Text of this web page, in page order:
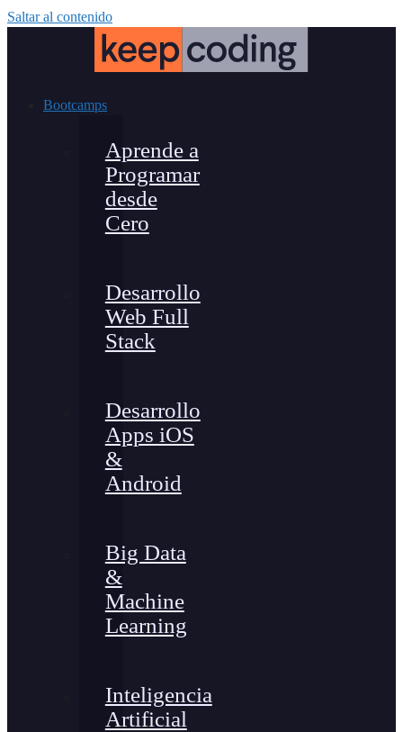
Saltar al contenido
Bootcamps
Aprende a
Programar
desde
Cero
Desarrollo
Web Full
Stack
Desarrollo
Apps iOS
&
Android
Big Data
&
Machine
Learning
Inteligencia
Artificial